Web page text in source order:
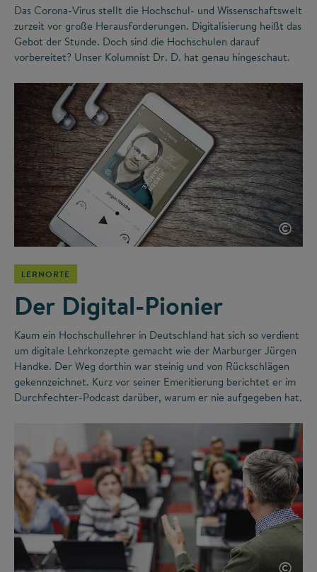
Das Corona-Virus stellt die Hochschul- und Wissenschaftswelt
zurzeit vor große Herausforderungen. Digitalisierung heißt das
Gebot der Stunde. Doch sind die Hochschulen darauf
vorbereitet? Unser Kolumnist Dr. D. hat genau hingeschaut.
©
LERNORTE
Der Digital-Pionier
Kaum ein Hochschullehrer in Deutschland hat sich so verdient
um digitale Lehrkonzepte gemacht wie der Marburger Jürgen
Handke. Der Weg dorthin war steinig und von Rückschlägen
gekennzeichnet. Kurz vor seiner Emeritierung berichtet er im
Durchfechter-Podcast darüber, warum er nie aufgegeben hat.